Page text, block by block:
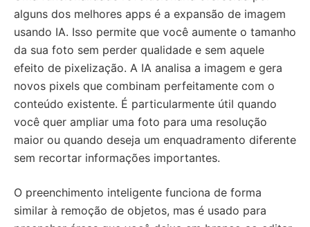
alguns dos melhores apps é a expansão de imagem
usando IA. Isso permite que você aumente o tamanho
da sua foto sem perder qualidade e sem aquele
efeito de pixelização. A IA analisa a imagem e gera
novos pixels que combinam perfeitamente com o
conteúdo existente. É particularmente útil quando
você quer ampliar uma foto para uma resolução
maior ou quando deseja um enquadramento diferente
sem recortar informações importantes.
O preenchimento inteligente funciona de forma
similar à remoção de objetos, mas é usado para